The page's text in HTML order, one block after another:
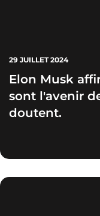
29 JUILLET 2024
Elon Musk
sont l'avenir
doutent.